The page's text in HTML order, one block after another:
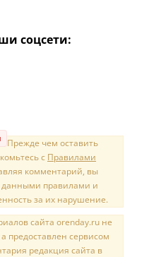
соцсети:
Прежде чем оставить
с Правилами
комментарий, вы
данными правилами и
за их нарушение.
сайта orenday.ru не
предоставлен сервисом
редакция сайта в